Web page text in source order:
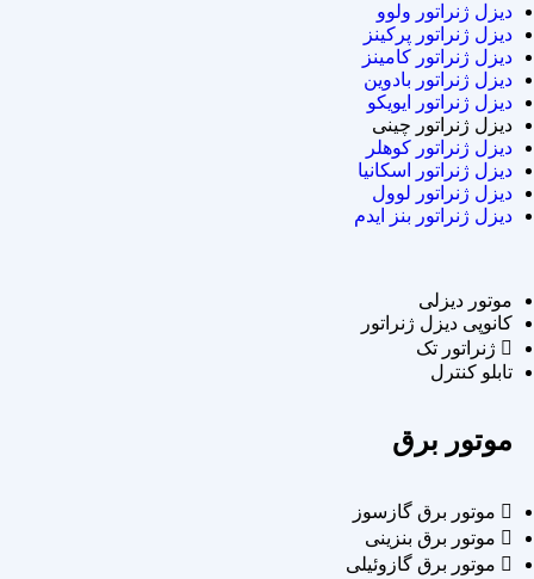
دیزل ژنراتور ولوو
دیزل ژنراتور پرکینز
دیزل ژنراتور کامینز
دیزل ژنراتور بادوین
دیزل ژنراتور ایویکو
دیزل ژنراتور چینی
دیزل ژنراتور کوهلر
دیزل ژنراتور اسکانیا
دیزل ژنراتور لوول
دیزل ژنراتور بنز ایدم
موتور دیزلی
کانوپی دیزل ژنراتور
ژنراتور تک
تابلو کنترل
موتور برق
موتور برق گازسوز
موتور برق بنزینی
موتور برق گازوئیلی